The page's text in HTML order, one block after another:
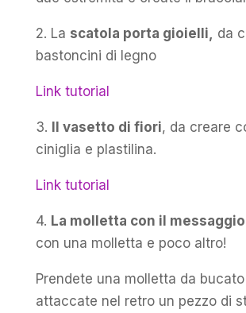
2. La scatola porta gioielli,
da
bastoncini di legno
Link tutorial
3. Il vasetto di fiori, da creare
ciniglia e plastilina.
Link tutorial
4. La molletta con il messaggio
con una molletta e poco altro!
Prendete una molletta da
attaccate nel retro un pezzo di